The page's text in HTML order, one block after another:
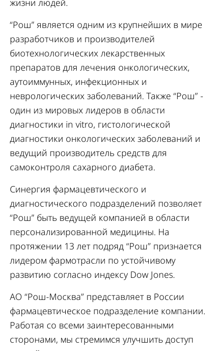
жизни людей.
“Рош” является одним из крупнейших в мире
разработчиков и производителей
биотехнологических лекарственных
препаратов для лечения онкологических,
аутоиммунных, инфекционных и
неврологических заболеваний. Также “Рош” -
один из мировых лидеров в области
диагностики in vitro, гистологической
диагностики онкологических заболеваний и
ведущий производитель средств для
самоконтроля сахарного диабета.
Синергия фармацевтического и
диагностического подразделений позволяет
“Рош” быть ведущей компанией в области
персонализированной медицины. На
протяжении 13 лет подряд “Рош” признается
лидером фармотрасли по устойчивому
развитию согласно индексу Dow Jones.
АО “Рош-Москва” представляет в России
фармацевтическое подразделение компании.
Работая со всеми заинтересованными
сторонами, мы стремимся улучшить доступ